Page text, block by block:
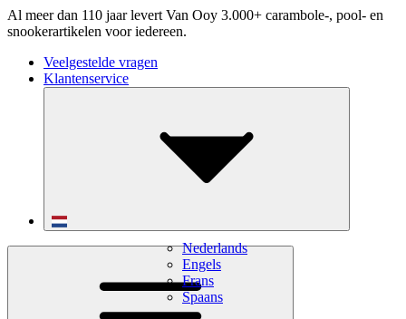
Al meer dan 110 jaar levert Van Ooy 3.000+ carambole-, pool- en
snookerartikelen voor iedereen.
Veelgestelde vragen
Klantenservice
Nederlands
Engels
Frans
Spaans